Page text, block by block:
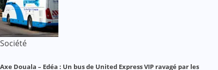
Société
Axe Douala – Edéa : Un bus de United Express VIP ravagé par les